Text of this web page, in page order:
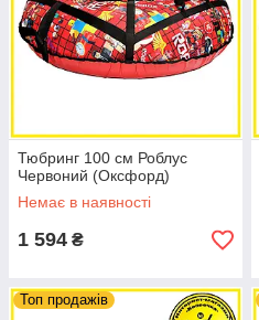
Тюбринг 100 см Роблус
Червоний (Оксфорд)
Немає в наявності
1 594 ₴
Топ продажів